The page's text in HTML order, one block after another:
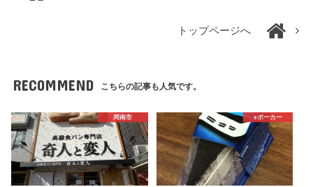
トップページへ
RECOMMEND こちらの記事も人気です。
周南市 ♠️ポーカー